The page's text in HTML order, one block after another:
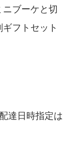
ブーケと切
フトセット
達日時指定は